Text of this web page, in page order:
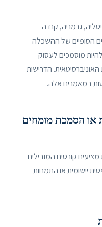
גרמניה, קנדה
הסופיים של ההשכלה
מוסמכים לעסוק
הדרישות
במאמרים אלה.
או הסמכת מומחים
קורסים המובילים
יישומית או התמחות